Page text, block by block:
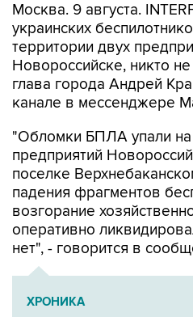
Москва. 9 августа.
украинских
территории двух
Новороссийске, никто
глава города Андрей
канале в мессенджере
"Обломки БПЛА упали на
предприятий
поселке
падения фрагментов
возгорание
оперативно
нет", - говорится в
ХРОНИКА